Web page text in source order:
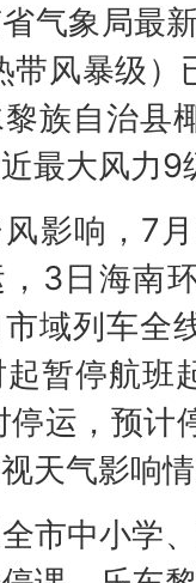
气象局最
带风暴级
族自治县
最大风力9
响，7月
3日海南
域列车全
起暂停航班
运，预计
天气影响情
中小学、